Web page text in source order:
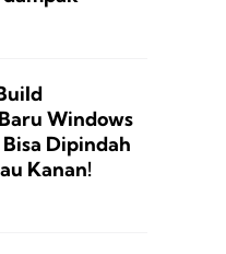
Windows
Bisa Dipindah
Kanan!